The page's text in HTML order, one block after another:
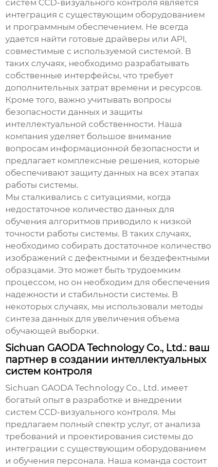
систем CCD-визуального контроля является
интеграция с существующим оборудованием
и программным обеспечением. Не всегда
удается найти готовые драйверы или API,
совместимые с используемой системой. В
таких случаях, необходимо разрабатывать
собственные интерфейсы, что требует
дополнительных затрат времени и ресурсов.
Кроме того, важно учитывать вопросы
безопасности данных и защиты
интеллектуальной собственности. Наша
компания уделяет большое внимание
вопросам информационной безопасности и
предлагает комплексные решения, которые
обеспечивают защиту данных на всех этапах
работы системы.
Мы сталкивались с ситуациями, когда
недостаточное количество данных для
обучения алгоритмов приводило к низкой
точности работы системы. В таких случаях,
необходимо собирать достаточное количество
изображений с дефектными и бездефектными
образцами. Это может быть трудоемким
процессом, но он необходим для обеспечения
надежности и стабильности системы. В
некоторых случаях, мы использовали методы
синтеза данных для увеличения объема
обучающей выборки.
Sichuan GAODA Technology Co., Ltd.: ваш
партнер в создании интеллектуальных
систем контроля
Sichuan GAODA Technology Co., Ltd. имеет
богатый опыт в разработке и внедрении
систем CCD-визуального контроля. Мы
предлагаем полный спектр услуг, от анализа
требований и проектирования системы до
интеграции с существующим оборудованием
и обучения персонала. Наша команда состоит